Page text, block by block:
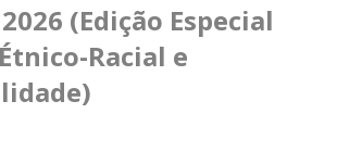
(Edição Especial
Racial e